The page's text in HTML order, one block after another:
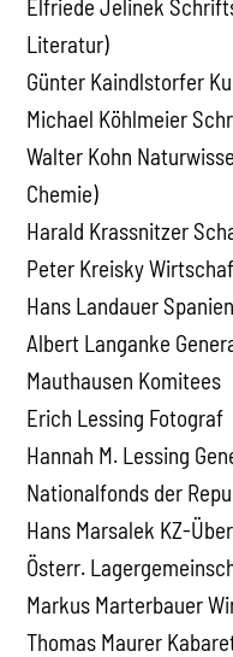
Elfriede Jelinek
Literatur)
Günter Kaindlstorfer
Michael Köhlmeier
Walter Kohn
Chemie)
Harald Krassnitzer
Peter Kreisky
Hans Landauer
Albert Langanke
Mauthausen Komitees
Erich Lessing Fotograf
Hannah M. Lessing
Nationalfonds der
Hans Marsalek KZ-
Österr.
Markus Marterbauer
Thomas Maurer